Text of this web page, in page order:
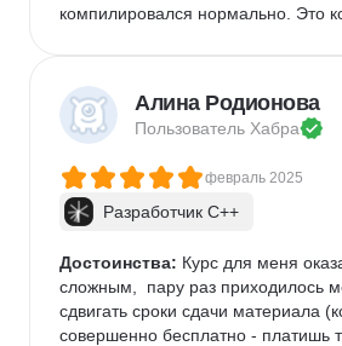
компилировался нормально. Это
много времени отдать учебе,
время, если можете себе это
Алина Родионова
Пользователь Хабра
февраль 2025
Разработчик C++
Достоинства: Курс для меня
сложным,  пару раз приходилось
сдвигать сроки сдачи материала
совершенно бесплатно - платишь